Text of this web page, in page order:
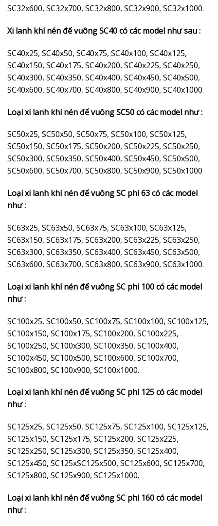
SC32x600, SC32x700, SC32x800, SC32x900, SC32x1000.
Xi lanh khí nén đế vuông SC40 có các model như sau :
SC40x25, SC40x50, SC40x75, SC40x100, SC40x125,
SC40x150, SC40x175, SC40x200, SC40x225, SC40x250,
SC40x300, SC40x350, SC40x400, SC40x450, SC40x500,
SC40x600, SC40x700, SC40x800, SC40x900, SC40x1000.
Loại xi lanh khí nén đế vuông SC50 có các model như :
SC50x25, SC50x50, SC50x75, SC50x100, SC50x125,
SC50x150, SC50x175, SC50x200, SC50x225, SC50x250,
SC50x300, SC50x350, SC50x400, SC50x450, SC50x500,
SC50x600, SC50x700, SC50x800, SC50x900, SC50x1000
Loại xi lanh khí nén đế vuông SC phi 63 có các model
như :
SC63x25, SC63x50, SC63x75, SC63x100, SC63x125,
SC63x150, SC63x175, SC63x200, SC63x225, SC63x250,
SC63x300, SC63x350, SC63x400, SC63x450, SC63x500,
SC63x600, SC63x700, SC63x800, SC63x900, SC63x1000.
Loại xi lanh khí nén đế vuông SC phi 100 có các model
như :
SC100x25, SC100x50, SC100x75, SC100x100, SC100x125,
SC100x150, SC100x175, SC100x200, SC100x225,
SC100x250, SC100x300, SC100x350, SC100x400,
SC100x450, SC100x500, SC100x600, SC100x700,
SC100x800, SC100x900, SC100x1000.
Loại xi lanh khí nén đế vuông SC phi 125 có các model
như :
SC125x25, SC125x50, SC125x75, SC125x100, SC125x125,
SC125x150, SC125x175, SC125x200, SC125x225,
SC125x250, SC125x300, SC125x350, SC125x400,
SC125x450, SC125xSC125x500, SC125x600, SC125x700,
SC125x800, SC125x900, SC125x1000.
Loại xi lanh khí nén đế vuông SC phi 160 có các model
như :